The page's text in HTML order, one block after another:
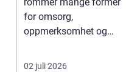
for omsorg,
oppmerksomhet og
som mål å s...
02 juli 2026